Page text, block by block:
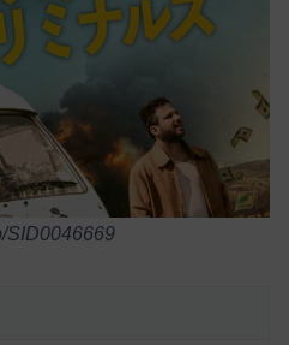
SID0046669